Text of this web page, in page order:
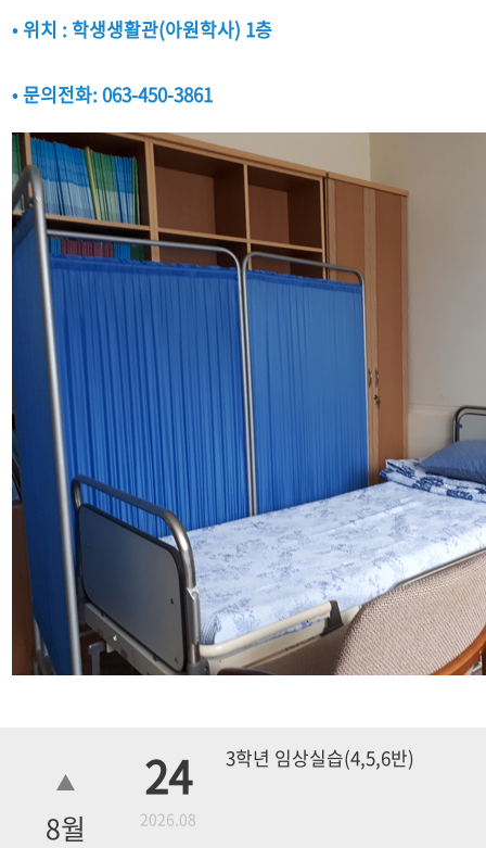
• 위치 : 학생생활관(아원학사) 1층
• 문의전화: 063-450-3861
8월
24
2026.08
3학년 임상실습(4,5,6반)